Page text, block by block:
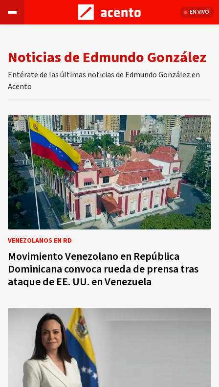
EN VIVO
Noticias de Edmundo González
Entérate de las últimas noticias de Edmundo González en
Acento
VENEZOLANOS EN RD
Movimiento Venezolano en República
Dominicana convoca rueda de prensa tras
ataque de EE. UU. en Venezuela